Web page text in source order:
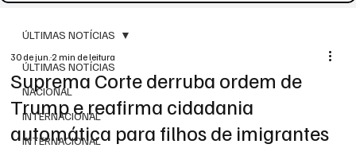
ÚLTIMAS NOTÍCIAS
NACIONAL
INTERNACIONAL
INTERNACIONAL
ÚLTIMAS NOTÍCIAS
Suprema Corte derruba ordem de
Trump e reafirma cidadania
automática para filhos de imigrantes
30 de jun.2 min de leitura